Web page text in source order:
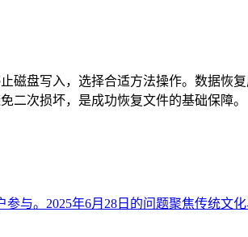
磁盘写入，选择合适方法操作。数据恢
二次损坏，是成功恢复文件的基础保障。
与。2025年6月28日的问题聚焦传统文